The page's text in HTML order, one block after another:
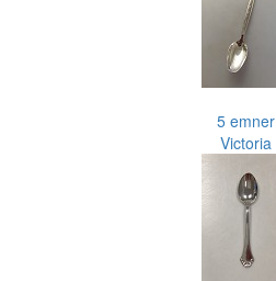
5 emner
Victoria